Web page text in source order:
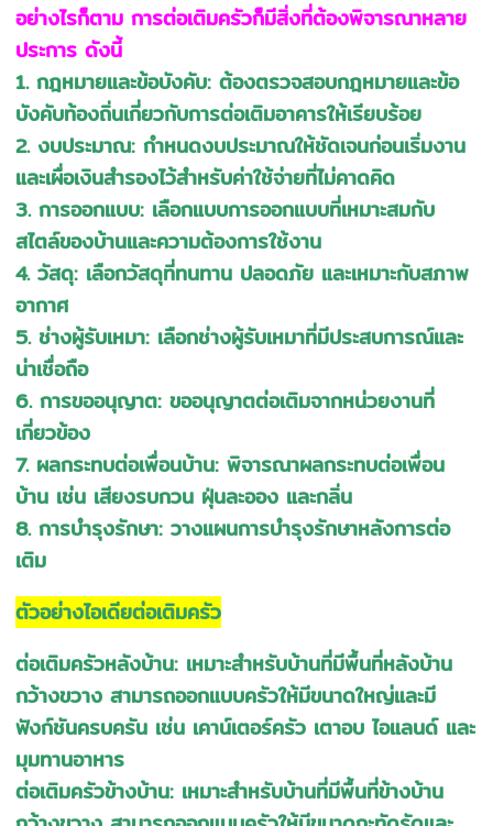
อย่างไรก็ตาม การต่อเติมครัวก็มีสิ่งที่ต้องพิจารณาหลาย
ประการ ดังนี้
1. กฎหมายและข้อบังคับ: ต้องตรวจสอบกฎหมายและข้อ
บังคับท้องถิ่นเกี่ยวกับการต่อเติมอาคารให้เรียบร้อย
2. งบประมาณ: กำหนดงบประมาณให้ชัดเจนก่อนเริ่มงาน
และเผื่อเงินสำรองไว้สำหรับค่าใช้จ่ายที่ไม่คาดคิด
3. การออกแบบ: เลือกแบบการออกแบบที่เหมาะสมกับ
สไตล์ของบ้านและความต้องการใช้งาน
4. วัสดุ: เลือกวัสดุที่ทนทาน ปลอดภัย และเหมาะกับสภาพ
อากาศ
5. ช่างผู้รับเหมา: เลือกช่างผู้รับเหมาที่มีประสบการณ์และ
น่าเชื่อถือ
6. การขออนุญาต: ขออนุญาตต่อเติมจากหน่วยงานที่
เกี่ยวข้อง
7. ผลกระทบต่อเพื่อนบ้าน: พิจารณาผลกระทบต่อเพื่อน
บ้าน เช่น เสียงรบกวน ฝุ่นละออง และกลิ่น
8. การบำรุงรักษา: วางแผนการบำรุงรักษาหลังการต่อ
เติม
ตัวอย่างไอเดียต่อเติมครัว
ต่อเติมครัวหลังบ้าน: เหมาะสำหรับบ้านที่มีพื้นที่หลังบ้าน
กว้างขวาง สามารถออกแบบครัวให้มีขนาดใหญ่และมี
ฟังก์ชันครบครัน เช่น เคาน์เตอร์ครัว เตาอบ ไอแลนด์ และ
มุมทานอาหาร
ต่อเติมครัวข้างบ้าน: เหมาะสำหรับบ้านที่มีพื้นที่ข้างบ้าน